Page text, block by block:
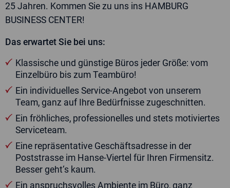
25 Jahren. Kommen Sie zu uns ins HAMBURG
BUSINESS CENTER!
Das erwartet Sie bei uns:
Klassische und günstige Büros jeder Größe: vom
Einzelbüro bis zum Teambüro!
Ein individuelles Service-Angebot von unserem
Team, ganz auf Ihre Bedürfnisse zugeschnitten.
Ein fröhliches, professionelles und stets motiviertes
Serviceteam.
Eine repräsentative Geschäftsadresse in der
Poststrasse im Hanse-Viertel für Ihren Firmensitz.
Besser geht‘s kaum.
Ein anspruchsvolles Ambiente im Büro, ganz